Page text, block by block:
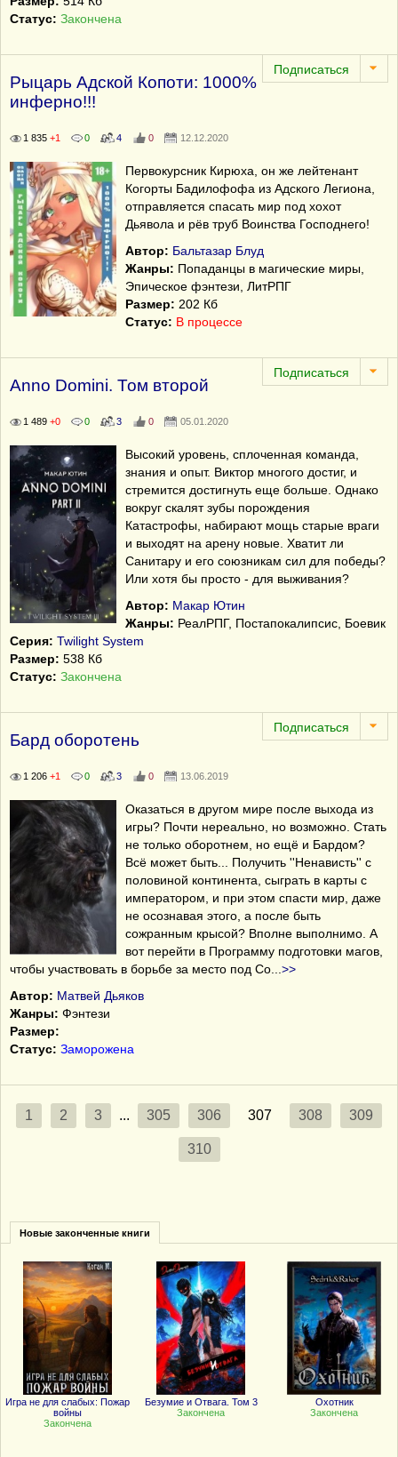
Статус: Закончена
Рыцарь Адской Копоти: 1000%
инферно!!!
1 835 +1 0 4 0 12.12.2020
Первокурсник Кирюха, он же лейтенант
Когорты Бадилофофа из Адского Легиона,
отправляется спасать мир под хохот
Дьявола и рёв труб Воинства Господнего!
Автор: Бальтазар Блуд
Жанры: Попаданцы в магические миры,
Эпическое фэнтези, ЛитРПГ
Размер: 202 Кб
Статус: В процессе
Anno Domini. Том второй
1 489 +0 0 3 0 05.01.2020
Высокий уровень, сплоченная команда,
знания и опыт. Виктор многого достиг, и
стремится достигнуть еще больше. Однако
вокруг скалят зубы порождения
Катастрофы, набирают мощь старые враги
и выходят на арену новые. Хватит ли
Санитару и его союзникам сил для победы?
Или хотя бы просто - для выживания?
Автор: Макар Ютин
Жанры: РеалРПГ, Постапокалипсис, Боевик
Серия: Twilight System
Размер: 538 Кб
Статус: Закончена
Бард оборотень
1 206 +1 0 3 0 13.06.2019
Оказаться в другом мире после выхода из
игры? Почти нереально, но возможно. Стать
не только оборотнем, но ещё и Бардом?
Всё может быть... Получить ''Ненависть'' с
половиной континента, сыграть в карты с
императором, и при этом спасти мир, даже
не осознавая этого, а после быть
сожранным крысой? Вполне выполнимо. А
вот перейти в Программу подготовки магов,
чтобы участвовать в борьбе за место под Со
>>
Автор: Матвей Дьяков
Жанры: Фэнтези
Размер:
Статус: Заморожена
1 2 3 ... 305 306 307 308 309
310
Новые законченные книги
Игра не для слабых: Пожар
войны
Закончена
Безумие и Отвага. Том 3
Закончена
Охотник
Закончена